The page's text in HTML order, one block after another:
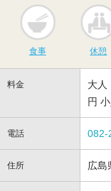
食事 休憩
料金
大
円
電話 082-
住所 広島